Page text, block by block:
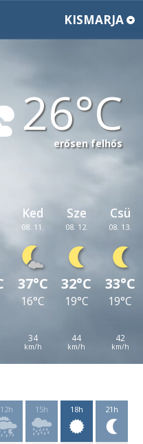
KISMARJA
26
erősen felhős
Ked
08. 11.
37°C
16°C
34
Sze
08. 12.
32°C
19°C
44
Csü
08. 13.
33°C
19°C
42
12h 15h 18h 21h